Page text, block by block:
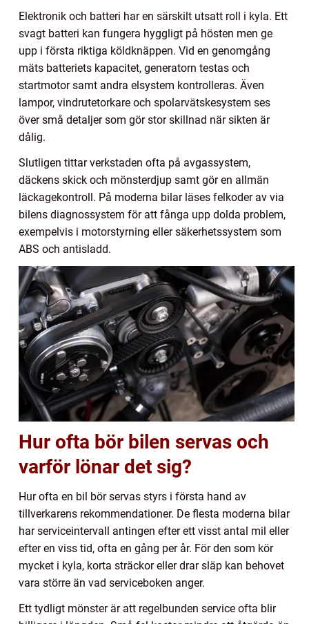
Elektronik och batteri har en särskilt utsatt roll i kyla. Ett
svagt batteri kan fungera hyggligt på hösten men ge
upp i första riktiga köldknäppen. Vid en genomgång
mäts batteriets kapacitet, generatorn testas och
startmotor samt andra elsystem kontrolleras. Även
lampor, vindrutetorkare och spolarvätskesystem ses
över små detaljer som gör stor skillnad när sikten är
dålig.
Slutligen tittar verkstaden ofta på avgassystem,
däckens skick och mönsterdjup samt gör en allmän
läckagekontroll. På moderna bilar läses felkoder av via
bilens diagnossystem för att fånga upp dolda problem,
exempelvis i motorstyrning eller säkerhetssystem som
ABS och antisladd.
Hur ofta bör bilen servas och
varför lönar det sig?
Hur ofta en bil bör servas styrs i första hand av
tillverkarens rekommendationer. De flesta moderna bilar
har serviceintervall antingen efter ett visst antal mil eller
efter en viss tid, ofta en gång per år. För den som kör
mycket i kyla, korta sträckor eller drar släp kan behovet
vara större än vad serviceboken anger.
Ett tydligt mönster är att regelbunden service ofta blir